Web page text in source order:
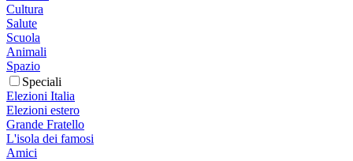
Cultura
Salute
Scuola
Animali
Spazio
Speciali
Elezioni Italia
Elezioni estero
Grande Fratello
L'isola dei famosi
Amici